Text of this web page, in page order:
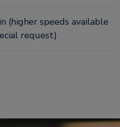
(higher speeds available
request)